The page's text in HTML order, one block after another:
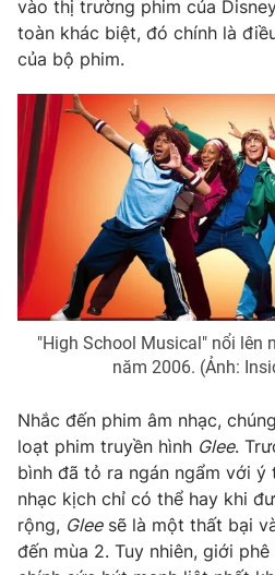
VTV9
Liên hệ tòa soạn
THỜI BÁO VTV
Theo dõi báo trên
Cơ quan chủ quản:Đài Truyền
Cơ quan báo chí:Thời báo VTV
Giấy phép hoạt động báo in và
Tổng Biên tập:Vũ Thanh Thủy
Phó Tổng Biên tập: Nguyễn Thị Mỹ
Nguyễn Trọng Ninh
Tổng đài VTV:024.38 355 931 -
Ðiện thoại Thời báo VTV:
024.66
vào thị trường phim của
toàn khác biệt, đó chính là
của bộ phim.
"High School Musical" nổi lên
năm 2006. (Ảnh:
Nhắc đến phim âm nhạc,
loạt phim truyền hình Glee.
bình đã tỏ ra ngán ngẩm với ý
nhạc kịch chỉ có thể hay khi
rộng, Gleesẽ là một thất bại
đến mùa 2. Tuy nhiên, giới